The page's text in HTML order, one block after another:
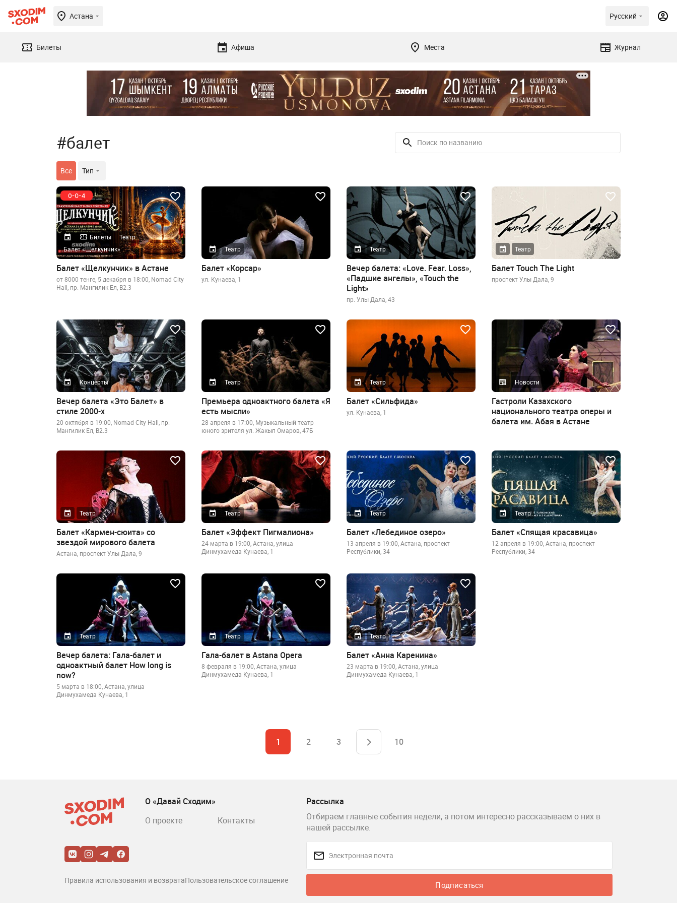
Астана Русский
Билеты Афиша Места Журнал
#балет
Все Тип
Билеты
Театр
Балет «Щелкунчик»
Балет «Щелкунчик» в Астане
от 8000 тенге, 5 декабря в 18:00, Nomad City
Hall, пр. Мангилик Ел, B2.3
Театр
Балет «Корсар»
ул. Кунаева, 1
Театр
Вечер балета: «Love. Fear. Loss»,
«Падшие ангелы», «Touch the
Light»
пр. Улы Дала, 43
Театр
Балет Touch The Light
проспект Улы Дала, 9
Концерты
Вечер балета «Это Балет» в
стиле 2000-х
20 октября в 19:00, Nomad City Hall, пр.
Мангилик Ел, B2.3
Театр
Премьера одноактного балета «Я
есть мысли»
28 апреля в 17:00, Музыкальный театр
юного зрителя ул. Жакып Омаров, 47Б
Театр
Балет «Сильфида»
ул. Кунаева, 1
Новости
Гастроли Казахского
национального театра оперы и
балета им. Абая в Астане
Театр
Балет «Кармен-сюита» со
звездой мирового балета
Астана, проспект Улы Дала, 9
Театр
Балет «Эффект Пигмалиона»
24 марта в 19:00, Астана, улица
Динмухамеда Кунаева, 1
Театр
Балет «Лебединое озеро»
13 апреля в 19:00, Астана, проспект
Республики, 34
Театр
Балет «Спящая красавица»
12 апреля в 19:00, Астана, проспект
Республики, 34
Театр
Вечер балета: Гала-балет и
одноактный балет How long is
now?
5 марта в 18:00, Астана, улица
Динмухамеда Кунаева, 1
Театр
Гала-балет в Astana Opera
8 февраля в 19:00, Астана, улица
Динмухамеда Кунаева, 1
Театр
Балет «Анна Каренина»
23 марта в 19:00, Астана, улица
Динмухамеда Кунаева, 1
1 2 3 10
Рассылка
Отбираем главные события недели, а потом интересно рассказываем о них в
нашей рассылке.
Подписаться
О «Давай Сходим»
О проекте
Контакты
Правила использования и возвратаПользовательское соглашение